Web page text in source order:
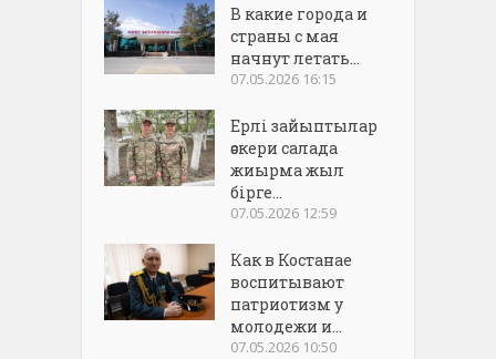
В какие города и
страны с мая
начнут летать...
07.05.2026 16:15
Ерлі зайыптылар
әскери салада
жиырма жыл
бірге...
07.05.2026 12:59
Как в Костанае
воспитывают
патриотизм у
молодежи и...
07.05.2026 10:50